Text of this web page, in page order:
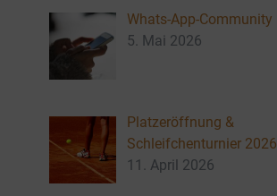
Whats-App-Community
5. Mai 2026
Platzeröffnung &
Schleifchenturnier 2026
11. April 2026